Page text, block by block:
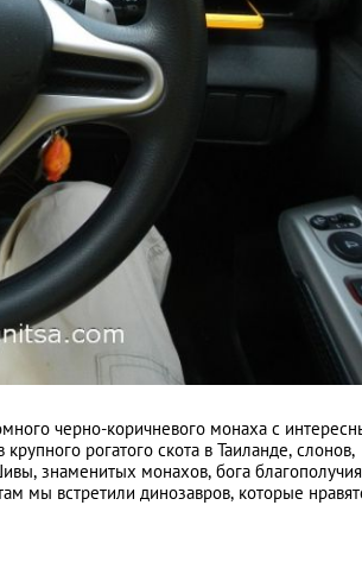
черно-коричневого монаха с
рогатого скота в Таиланде, слонов,
знаменитых монахов, бога
мы встретили динозавров, которые